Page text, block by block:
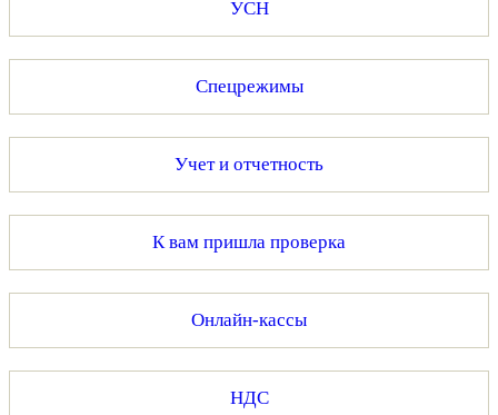
УСН
Спецрежимы
Учет и отчетность
К вам пришла проверка
Онлайн-кассы
НДС